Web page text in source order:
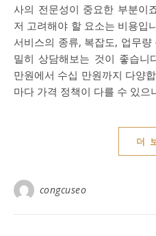
사의 전문성이 중요한 부분이
저 고려해야 할 요소는 비용입
서비스의 종류, 복잡도, 업무
밀히 상담해보는 것이 좋습니
만원에서 수십 만원까지 다양
마다 가격 정책이 다를 수 있
더
congcuseo